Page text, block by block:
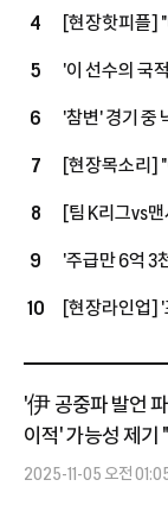
4
[현장핫피플]
5
'이 선수의 국
6
'참변' 경기 중
7
[현장목소리]
8
[팀 K리그vs
9
'주급만 6억 3
10
[현장라인업] '
'伊 공중파 발언
이적' 가능성 제기
2025-11-05 오전